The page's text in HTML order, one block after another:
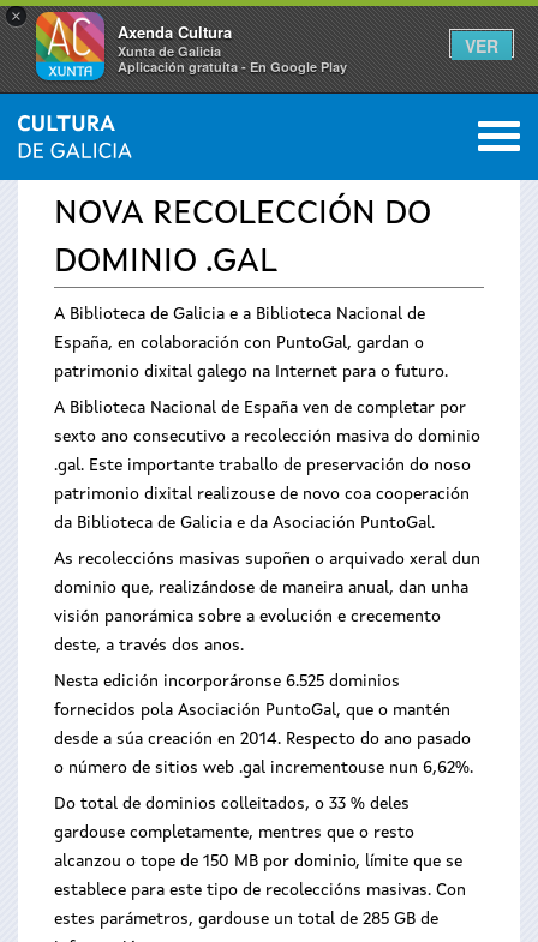
×
Axenda Cultura
Xunta de Galicia
Aplicación gratuíta - En Google Play
VER
Vostede
aquí
INICIO › SERVIZOS 0
NOVA RECOLECCIÓN DO
DOMINIO .GAL
A Biblioteca de Galicia e a Biblioteca Nacional de
España, en colaboración con PuntoGal, gardan o
patrimonio dixital galego na Internet para o futuro.
A Biblioteca Nacional de España ven de completar por
sexto ano consecutivo a recolección masiva do dominio
.gal. Este importante traballo de preservación do noso
patrimonio dixital realizouse de novo coa cooperación
da Biblioteca de Galicia e da Asociación PuntoGal.
As recoleccións masivas supoñen o arquivado xeral dun
dominio que, realizándose de maneira anual, dan unha
visión panorámica sobre a evolución e crecemento
deste, a través dos anos.
Nesta edición incorporáronse 6.525 dominios
fornecidos pola Asociación PuntoGal, que o mantén
desde a súa creación en 2014. Respecto do ano pasado
o número de sitios web .gal incrementouse nun 6,62%.
Do total de dominios colleitados, o 33 % deles
gardouse completamente, mentres que o resto
alcanzou o tope de 150 MB por dominio, límite que se
establece para este tipo de recoleccións masivas. Con
estes parámetros, gardouse un total de 285 GB de